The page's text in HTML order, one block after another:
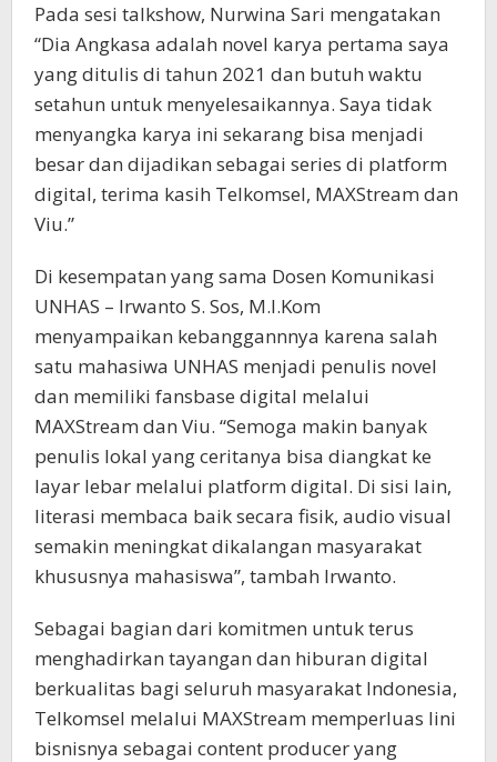
Pada sesi talkshow, Nurwina Sari mengatakan
“Dia Angkasa adalah novel karya pertama saya
yang ditulis di tahun 2021 dan butuh waktu
setahun untuk menyelesaikannya. Saya tidak
menyangka karya ini sekarang bisa menjadi
besar dan dijadikan sebagai series di platform
digital, terima kasih Telkomsel, MAXStream dan
Viu.”
Di kesempatan yang sama Dosen Komunikasi
UNHAS – Irwanto S. Sos, M.I.Kom
menyampaikan kebanggannnya karena salah
satu mahasiwa UNHAS menjadi penulis novel
dan memiliki fansbase digital melalui
MAXStream dan Viu. “Semoga makin banyak
penulis lokal yang ceritanya bisa diangkat ke
layar lebar melalui platform digital. Di sisi lain,
literasi membaca baik secara fisik, audio visual
semakin meningkat dikalangan masyarakat
khususnya mahasiswa”, tambah Irwanto.
Sebagai bagian dari komitmen untuk terus
menghadirkan tayangan dan hiburan digital
berkualitas bagi seluruh masyarakat Indonesia,
Telkomsel melalui MAXStream memperluas lini
bisnisnya sebagai content producer yang